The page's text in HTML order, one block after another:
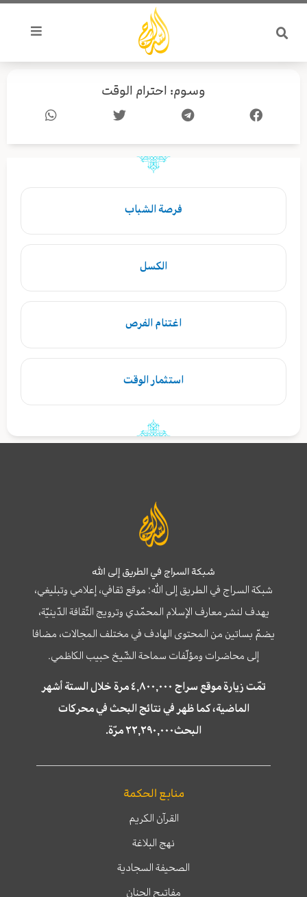
تخطي
المحتوى
وسوم: احترام الوقت
فرصة الشباب
الكسل
اغتنام الفرص
استثمار الوقت
شبكة السراج في الطريق إلى الله
شبكة السراج في الطريق إلى الله؛ موقع ثقافي، إعلامي وتبليغي،
يهدف لنشر معارف الإسلام المحمّدي وترويج الثّقافة الدّينيّة،
يضمّ بساتين من المحتوى الهادف في مختلف المجالات، مضافا
إلى محاضرات ومؤلّفات سماحة الشّيخ حبيب الكاظمي.
تمّت زيارة موقع سراج ٤,٨٠٠,٠٠٠ مرة خلال الستة أشهر
الماضية، كما ظهر في نتائج البحث في محركات
البحث٢٢,٢٩٠,٠٠٠ مرّة.
منابع الحكمة
القرآن الكريم
نهج البلاغة
الصحيفة السجادية
مفاتيح الجنان